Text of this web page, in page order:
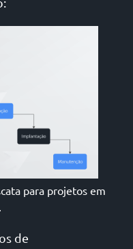
para projetos em
de